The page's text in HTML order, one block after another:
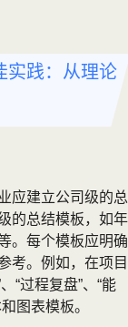
实践：从理论
应建立公司级的总
的总结模板，如年
。每个模板应明确
考。例如，在项目
“过程复盘”、“能
图表模板。